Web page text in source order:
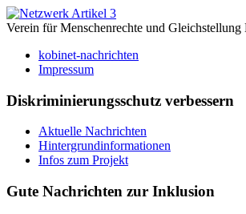
Verein für Menschenrechte und Gleichstellung
kobinet-nachrichten
Impressum
Diskriminierungsschutz verbessern
Aktuelle Nachrichten
Hintergrundinformationen
Infos zum Projekt
Gute Nachrichten zur Inklusion